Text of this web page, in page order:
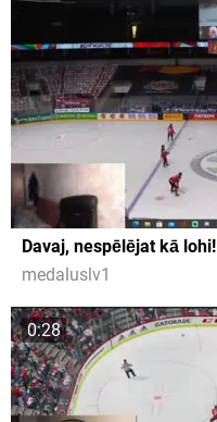
Davaj, nespēlējat kā lohi!
medaluslv1
0:28